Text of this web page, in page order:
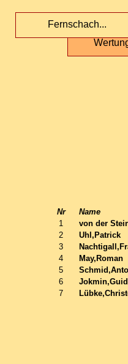
Fernschach...
Nr Name
1
von der
2
Uhl,Patrick
3
4
May,Roman
5
6
7